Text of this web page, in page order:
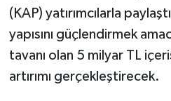
(KAP) yatırımcılarla
yapısını güçlendirmek
tavanı olan 5 milyar TL
artırımı gerçekleştirecek.